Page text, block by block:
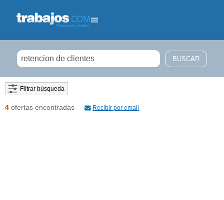
Filtrar búsqueda
4 ofertas encontradas Recibir por email